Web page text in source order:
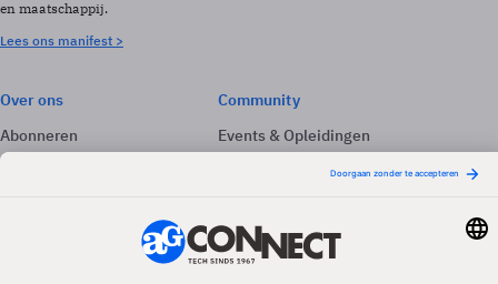
en maatschappij.
Lees ons manifest >
Over ons
Abonneren
Adverteren
Community
Events & Opleidingen